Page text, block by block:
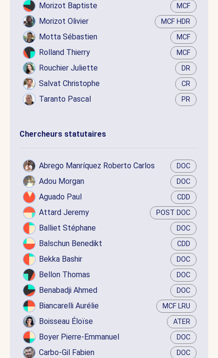
Morizot Baptiste MCF
Morizot Olivier MCF HDR
Motta Sébastien MCF
Rolland Thierry MCF
Rouchier Juliette DR
Salvat Christophe CR
Taranto Pascal PR
Chercheurs statutaires
Abrego Manríquez Roberto Carlos DOC
Adou Morgan DOC
Aguado Paul CDD
Attard Jeremy POST DOC
Balliet Stéphane DOC
Balschun Benedikt CDD
Bekka Bashir DOC
Bellon Thomas DOC
Benabadji Ahmed DOC
Biancarelli Aurélie MCF LRU
Boisseau Éloïse ATER
Boyer Pierre-Emmanuel DOC
Carbo-Gil Fabien DOC